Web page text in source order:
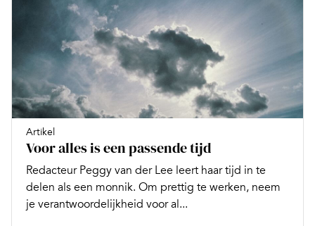
Artikel
Voor alles is een passende tijd
Redacteur Peggy van der Lee leert haar tijd in te
delen als een monnik. Om prettig te werken, neem
je verantwoordelijkheid voor al...